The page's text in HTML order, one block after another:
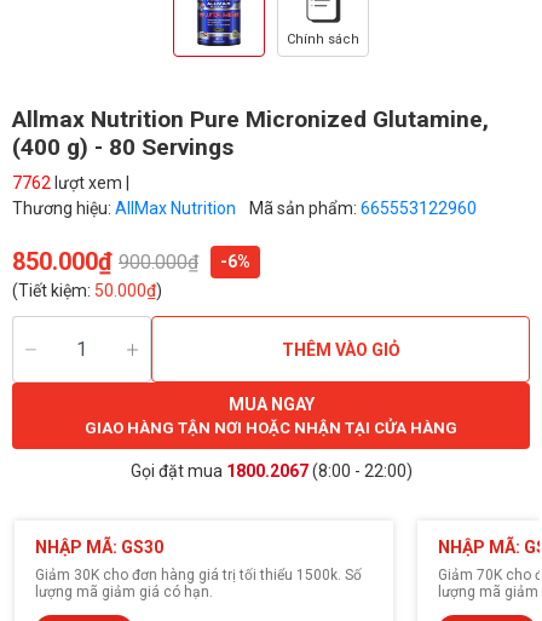
Chính sách
Allmax Nutrition Pure Micronized Glutamine,
(400 g) - 80 Servings
7762 lượt xem |
Thương hiệu: AllMax Nutrition Mã sản phẩm: 665553122960
850.000₫ 900.000₫
-6%
(Tiết kiệm: 50.000₫)
THÊM VÀO GIỎ
MUA NGAY
GIAO HÀNG TẬN NƠI HOẶC NHẬN TẠI CỬA HÀNG
Gọi đặt mua 1800.2067(8:00 - 22:00)
NHẬP MÃ: GS30
Giảm 30K cho đơn hàng giá trị tối thiểu 1500k. Số
lượng mã giảm giá có hạn.
NHẬP MÃ:
Giảm 70K cho
lượng mã